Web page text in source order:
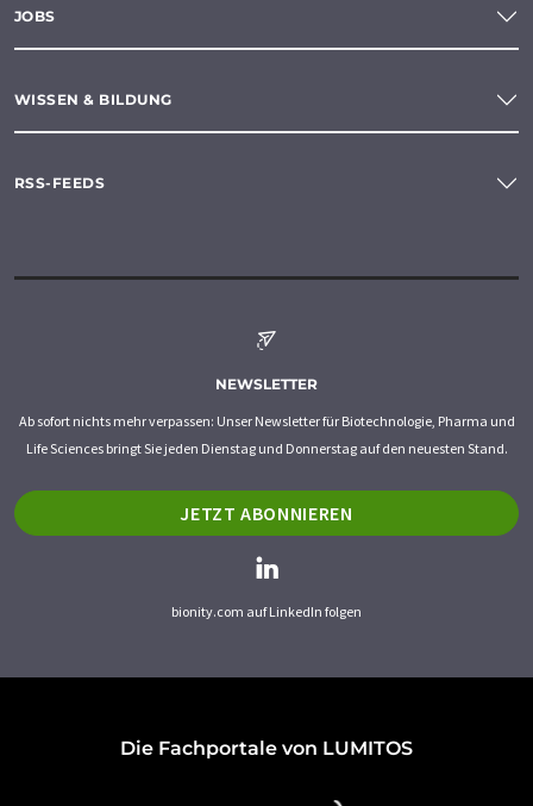
JOBS
WISSEN & BILDUNG
RSS-FEEDS
NEWSLETTER
Ab sofort nichts mehr verpassen: Unser Newsletter für Biotechnologie, Pharma und
Life Sciences bringt Sie jeden Dienstag und Donnerstag auf den neuesten Stand.
JETZT ABONNIEREN
bionity.com auf LinkedIn folgen
Die Fachportale von LUMITOS